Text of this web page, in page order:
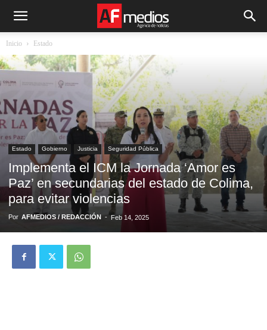
Inicio Estado
Estado Gobierno Justicia Seguridad Pública
Implementa el ICM la Jornada ‘Amor es
Paz’ en secundarias del estado de Colima,
para evitar violencias
Por AFMEDIOS / REDACCIÓN - Feb 14, 2025